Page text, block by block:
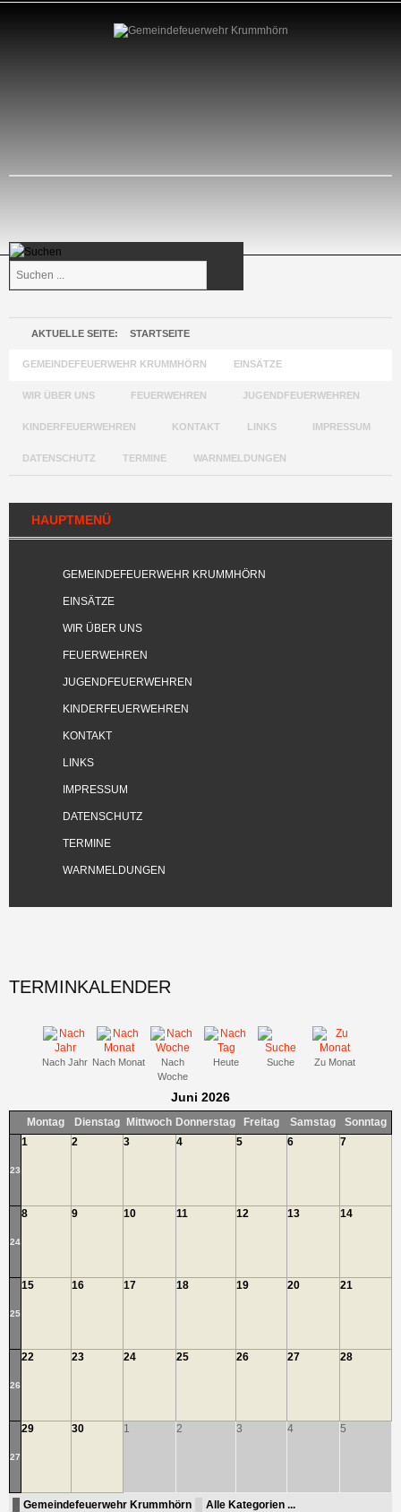
AKTUELLE SEITE: STARTSEITE
GEMEINDEFEUERWEHR KRUMMHÖRN EINSÄTZE
WIR ÜBER UNS FEUERWEHREN JUGENDFEUERWEHREN
KINDERFEUERWEHREN KONTAKT LINKS IMPRESSUM
DATENSCHUTZ TERMINE WARNMELDUNGEN
HAUPTMENÜ
GEMEINDEFEUERWEHR KRUMMHÖRN
EINSÄTZE
WIR ÜBER UNS
FEUERWEHREN
JUGENDFEUERWEHREN
KINDERFEUERWEHREN
KONTAKT
LINKS
IMPRESSUM
DATENSCHUTZ
TERMINE
WARNMELDUNGEN
TERMINKALENDER
Nach Jahr Nach Monat
Nach
Woche
Heute Suche Zu Monat
Juni 2026
Montag Dienstag Mittwoch Donnerstag Freitag Samstag Sonntag
23
1 2 3 4 5 6 7
24
8 9 10 11 12 13 14
25
15 16 17 18 19 20 21
26
22 23 24 25 26 27 28
27
29 30 1 2 3 4 5
Gemeindefeuerwehr Krummhörn Alle Kategorien ...